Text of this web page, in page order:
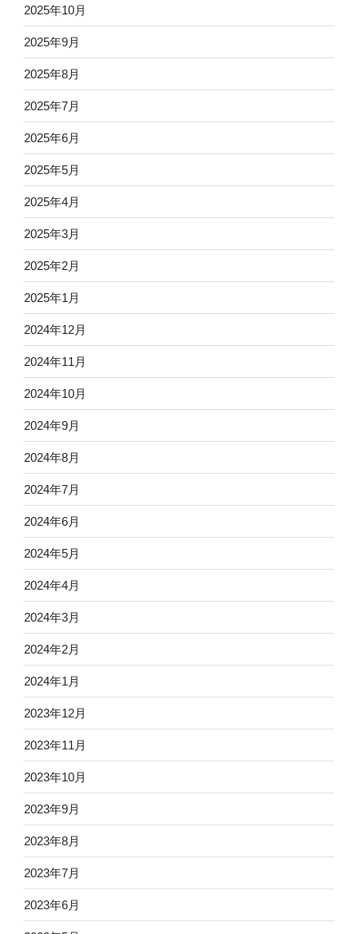
2025年10月
2025年9月
2025年8月
2025年7月
2025年6月
2025年5月
2025年4月
2025年3月
2025年2月
2025年1月
2024年12月
2024年11月
2024年10月
2024年9月
2024年8月
2024年7月
2024年6月
2024年5月
2024年4月
2024年3月
2024年2月
2024年1月
2023年12月
2023年11月
2023年10月
2023年9月
2023年8月
2023年7月
2023年6月